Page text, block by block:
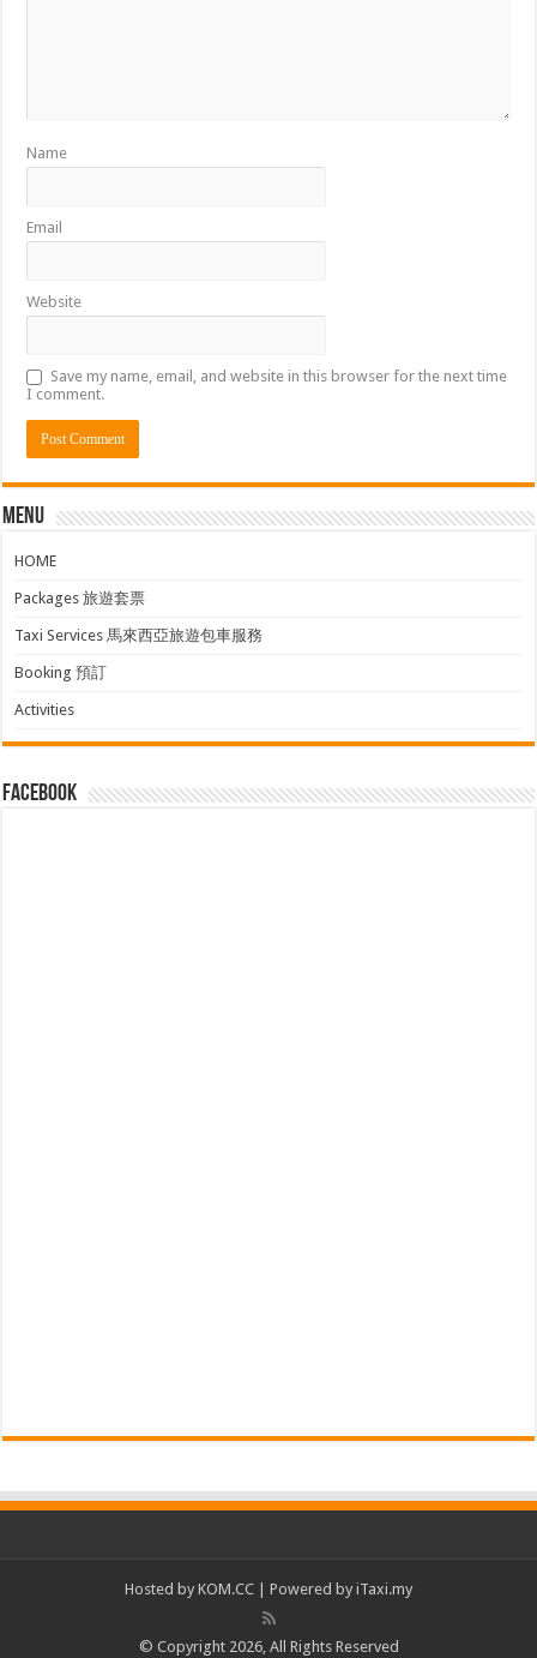
Name
Email
Website
Save my name, email, and website in this browser for the next time
I comment.
Menu
HOME
Packages 旅遊套票
Taxi Services 馬來西亞旅遊包車服務
Booking 預訂
Activities
facebook
Hosted by KOM.CC | Powered by iTaxi.my
© Copyright 2026, All Rights Reserved